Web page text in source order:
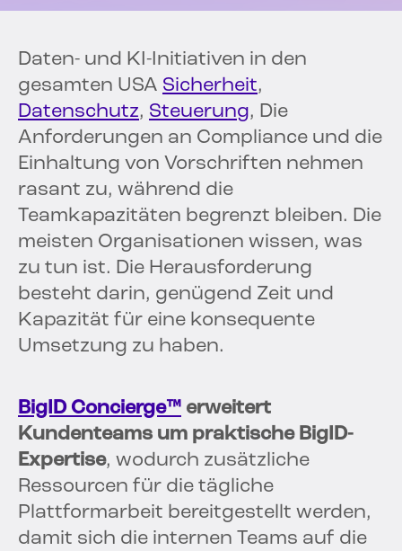
Daten- und KI-Initiativen in den
gesamten USA Sicherheit,
Datenschutz, Steuerung, Die
Anforderungen an Compliance und die
Einhaltung von Vorschriften nehmen
rasant zu, während die
Teamkapazitäten begrenzt bleiben. Die
meisten Organisationen wissen, was
zu tun ist. Die Herausforderung
besteht darin, genügend Zeit und
Kapazität für eine konsequente
Umsetzung zu haben.
BigID Concierge™ erweitert
Kundenteams um praktische BigID-
Expertise, wodurch zusätzliche
Ressourcen für die tägliche
Plattformarbeit bereitgestellt werden,
damit sich die internen Teams auf die